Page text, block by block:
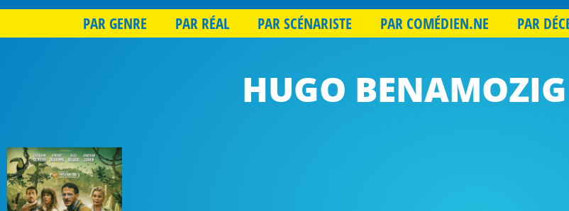
PAR GENRE PAR RÉAL PAR SCÉNARISTE PAR COMÉDIEN.NE PAR
HUGO BENAMOZIG